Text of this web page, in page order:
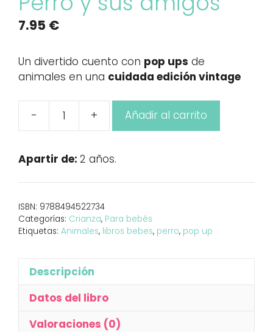
7.95 €
Un divertido cuento con pop ups de
animales en una cuidada edición vintage
-
Perro
amigos
cantidad
+ Añadir al carrito
Apartir de: 2 años.
ISBN: 9788494522734
Categorías: Crianza, Para bebés
Etiquetas: Animales, libros bebes, perro, pop up
Descripción
Datos del libro
Valoraciones (0)